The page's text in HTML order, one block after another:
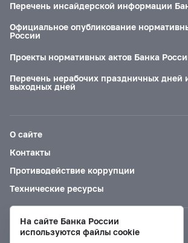
Перечень инсайдерской информации
Официальное опубликование
России
Проекты нормативных актов Банка
Перечень нерабочих праздничных дней
выходных дней
О сайте
Контакты
Противодействие коррупции
Технические ресурсы
Версия для слабовидящих
На сайте Банка России
используются файлы cookie